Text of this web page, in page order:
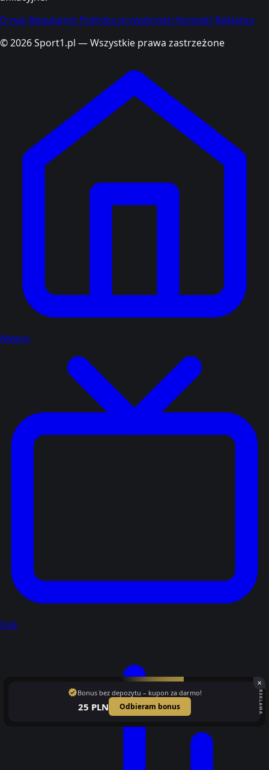
✕
verifiedBonus bez depozytu – kupon za darmo!
25 PLN Odbieram bonus REKLAMA
O nas Regulamin Polityka prywatności Kontakt Reklama
© 2026 Sport1.pl — Wszystkie prawa zastrzeżone
Newsy
Live